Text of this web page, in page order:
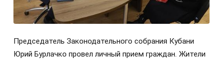
Председатель Законодательного собрания Кубани
Юрий Бурлачко провел личный прием граждан. Жители